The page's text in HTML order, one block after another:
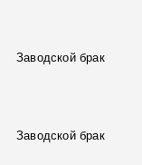
Заводской брак
Заводской брак